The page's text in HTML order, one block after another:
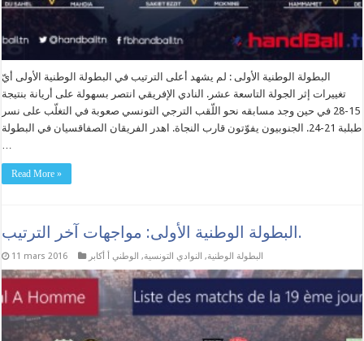
البطولة الوطنية الأولى : لم يشهد أعلى الترتيب في البطولة الوطنية الأولى أيّ
تغييرات إثر الجولة التاسعة عشر. النادي الإفريقي انتصر بسهولة على أريانة بنتيجة
15-28 في حين وجد مسابقه نحو اللّقب الترجي التونسي صعوبة في التغلّب على نسر
طبلبة 21-24. الجنوبيون يفوّتون قارب النجاة. اهدر الفريقان الصفاقسيان في البطولة
…
Read More »
البطولة الوطنية الأولى: مواجهات آخر الترتيب.
11 mars 2016 البطولة الوطنية, النوادي التونسية, الوطني أ أكابر